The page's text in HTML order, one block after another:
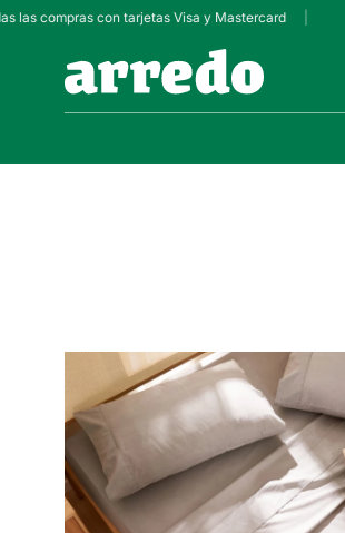
compras con tarjetas Visa y Mastercard